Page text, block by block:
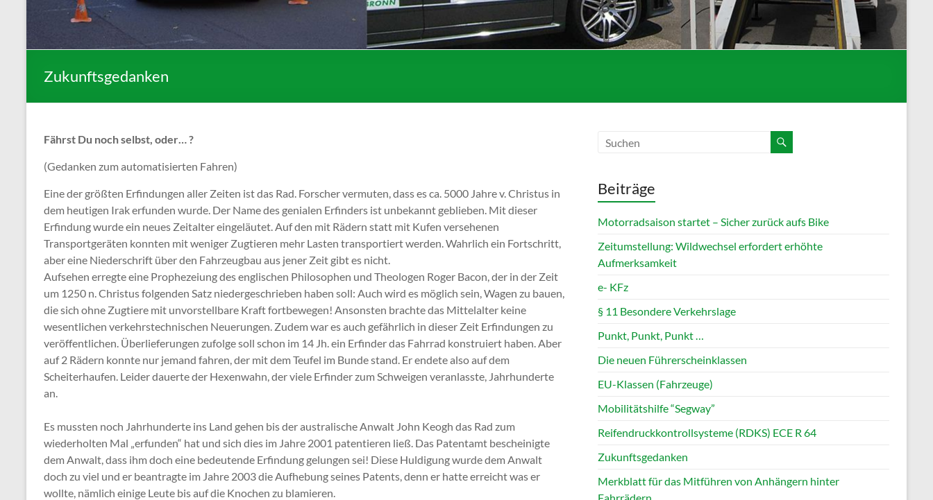
Zukunftsgedanken
Fährst Du noch selbst, oder… ?
(Gedanken zum automatisierten Fahren)
Eine der größten Erfindungen aller Zeiten ist das Rad. Forscher vermuten, dass es ca. 5000 Jahre v. Christus in
dem heutigen Irak erfunden wurde. Der Name des genialen Erfinders ist unbekannt geblieben. Mit dieser
Erfindung wurde ein neues Zeitalter eingeläutet. Auf den mit Rädern statt mit Kufen versehenen
Transportgeräten konnten mit weniger Zugtieren mehr Lasten transportiert werden. Wahrlich ein Fortschritt,
aber eine Niederschrift über den Fahrzeugbau aus jener Zeit gibt es nicht.
Aufsehen erregte eine Prophezeiung des englischen Philosophen und Theologen Roger Bacon, der in der Zeit
um 1250 n. Christus folgenden Satz niedergeschrieben haben soll: Auch wird es möglich sein, Wagen zu bauen,
die sich ohne Zugtiere mit unvorstellbare Kraft fortbewegen! Ansonsten brachte das Mittelalter keine
wesentlichen verkehrstechnischen Neuerungen. Zudem war es auch gefährlich in dieser Zeit Erfindungen zu
veröffentlichen. Überlieferungen zufolge soll schon im 14 Jh. ein Erfinder das Fahrrad konstruiert haben. Aber
auf 2 Rädern konnte nur jemand fahren, der mit dem Teufel im Bunde stand. Er endete also auf dem
Scheiterhaufen. Leider dauerte der Hexenwahn, der viele Erfinder zum Schweigen veranlasste, Jahrhunderte
an.
Es mussten noch Jahrhunderte ins Land gehen bis der australische Anwalt John Keogh das Rad zum
wiederholten Mal „erfunden“ hat und sich dies im Jahre 2001 patentieren ließ. Das Patentamt bescheinigte
dem Anwalt, dass ihm doch eine bedeutende Erfindung gelungen sei! Diese Huldigung wurde dem Anwalt
doch zu viel und er beantragte im Jahre 2003 die Aufhebung seines Patents, denn er hatte erreicht was er
wollte, nämlich einige Leute bis auf die Knochen zu blamieren.
Beiträge
Motorradsaison startet – Sicher zurück aufs Bike
Zeitumstellung: Wildwechsel erfordert erhöhte
Aufmerksamkeit
e- KFz
§ 11 Besondere Verkehrslage
Punkt, Punkt, Punkt …
Die neuen Führerscheinklassen
EU-Klassen (Fahrzeuge)
Mobilitätshilfe “Segway”
Reifendruckkontrollsysteme (RDKS) ECE R 64
Zukunftsgedanken
Merkblatt für das Mitführen von Anhängern hinter